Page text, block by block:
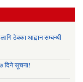
ठेक्का आह्वान सम्बन्धी
दिने सूचना!